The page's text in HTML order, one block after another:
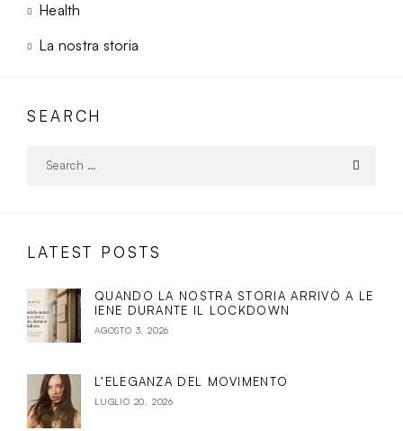
Health
La nostra storia
SEARCH
LATEST POSTS
QUANDO LA NOSTRA STORIA ARRIVÒ A LE
IENE DURANTE IL LOCKDOWN
AGOSTO 3, 2026
L’ELEGANZA DEL MOVIMENTO
LUGLIO 20, 2026